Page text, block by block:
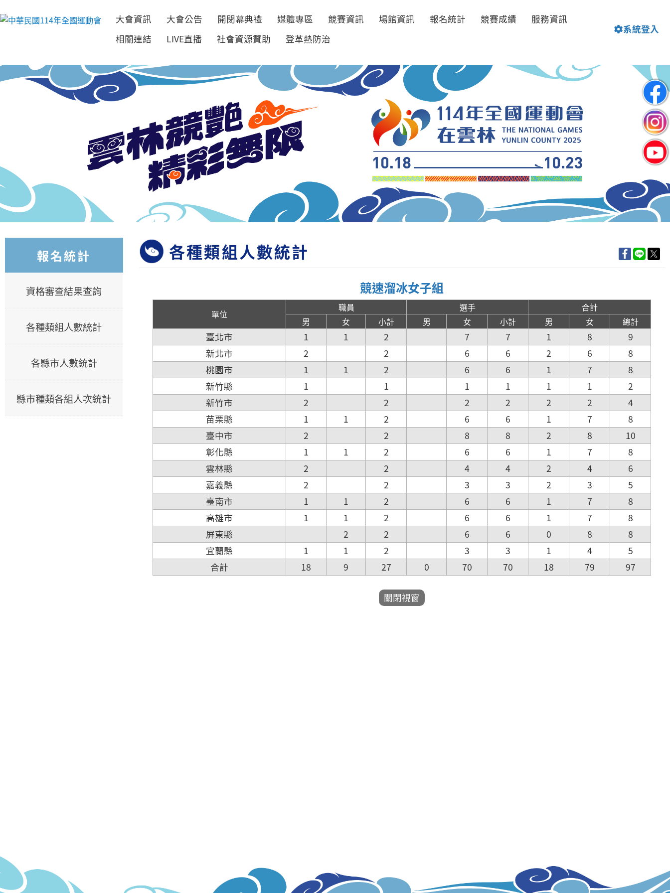
跳到主要內容
大會資訊 大會公告 開閉幕典禮 媒體專區 競賽資訊 場館資訊 報名統計 競賽成績
服務資訊
相關連結
LIVE直播 社會資源贊助 登革熱防治
系統登入
報名統計
資格審查結果查詢
各種類組人數統計
各縣市人數統計
縣市種類各組人次統計
各種類組人數統計
競速溜冰女子組
單位
職員 選手
合計
男
女 小計 男 女 小計 男 女 總計
臺北市 1 1 2 7 7 1 8
9
新北市
2 2 6 6 2 6
8
桃園市
1 1 2 6 6 1 7
8
新竹縣
1 1 1 1 1 1
2
新竹市
2 2 2 2 2 2
4
苗栗縣
1 1 2 6 6 1 7
8
臺中市
2 2 8 8 2 8
10
彰化縣
1 1 2 6 6 1 7
8
雲林縣
2 2 4 4 2 4
6
嘉義縣
2 2 3 3 2 3
5
臺南市
1 1 2 6 6 1 7
8
高雄市
1 1 2 6 6 1 7
8
屏東縣
2 2 6 6 0 8
8
宜蘭縣
1 1 2 3 3 1 4
5
合計
18 9 27 0 70 70 18 79 97